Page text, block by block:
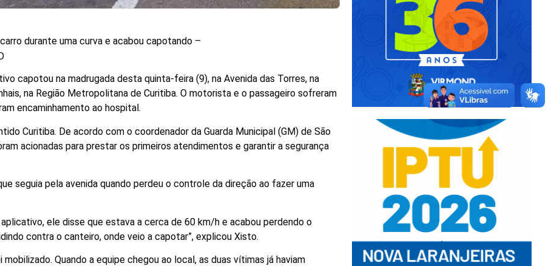
durante uma curva e acabou capotando –
capotou na madrugada desta quinta-feira (9), na Avenida das Torres, na
na Região Metropolitana de Curitiba. O motorista e o passageiro sofreram
encaminhamento ao hospital.
Curitiba. De acordo com o coordenador da Guarda Municipal (GM) de São
acionadas para prestar os primeiros atendimentos e garantir a segurança
seguia pela avenida quando perdeu o controle da direção ao fazer uma
ele disse que estava a cerca de 60 km/h e acabou perdendo o
contra o canteiro, onde veio a capotar”, explicou Xisto.
Quando a equipe chegou ao local, as duas vítimas já haviam